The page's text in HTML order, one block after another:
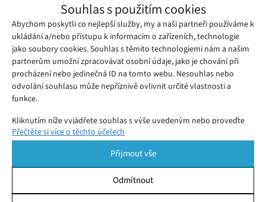
Souhlas s použitím cookies
Abychom poskytli co nejlepší služby, my a naši partneři používáme k
ukládání a/nebo přístupu k informacím o zařízeních, technologie
jako soubory cookies. Souhlas s těmito technologiemi nám a našim
partnerům umožní zpracovávat osobní údaje, jako je chování při
procházení nebo jedinečná ID na tomto webu. Nesouhlas nebo
odvolání souhlasu může nepříznivě ovlivnit určité vlastnosti a
funkce.
Kliknutím níže vyjádřete souhlas s výše uvedeným nebo proveďte
podrobnější rozhodnutí. Vaše volby budou použity pouze na tomto
pomocí přepínačů v Zásadách cookies nebo kliknutím na tlačítko
Spravovat souhlas ve spodní části obrazovky.
Přečtěte si více o těchto účelech
Přijmout vše
Odmítnout
textu, ve čtvrtek odhalil novou generaci softwaru – model
Stable Diffusion 3. Stability AI tvrdí, že nový model, který zatím
není dostupný pro veřejnost, bude mít oproti starší generaci
hned několik vylepšení. V…
Startup Stability AI zpřístupnil nástroj
na generování krátkých animací
Čtvrtek 23. 11. 2023 Redakce
Blender nyní umí pomocí umělé
textových popisů